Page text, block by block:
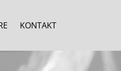
KONTAKT